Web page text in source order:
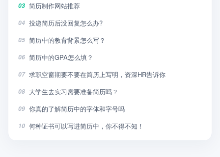
03 简历制作网站推荐
04 投递简历后没回复怎么办?
05 简历中的教育背景怎么写？
06 简历中的GPA怎么填？
07 求职空窗期要不要在简历上写明，资深HR告诉你
08 大学生去实习需要准备简历吗？
09 你真的了解简历中的字体和字号吗
10 何种证书可以写进简历中，你不得不知！